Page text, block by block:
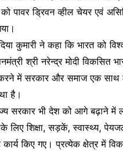
पावर ड्रिवन व्हील चेयर एवं
कुमारी ने कहा कि भारत को
श्री नरेन्द्र मोदी
करने में सरकार और समाज एक
है।
सरकार भी देश को आगे बढ़ाने में
लिए शिक्षा, सड़कें, स्वास्थ्य,
किए गए। प्रत्येक क्षेत्र में